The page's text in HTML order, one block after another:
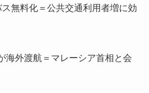
無料化＝公共交通利用者増に効
海外渡航＝マレーシア首相と会